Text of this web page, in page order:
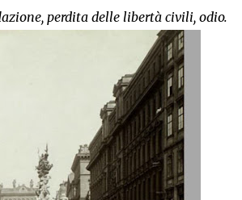
perdita delle libertà civili, odio.